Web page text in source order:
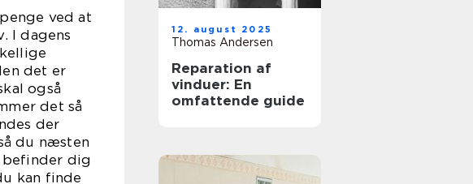
ved at
I dagens
det er
også
det så
der
du næsten
dig
kan finde
12. august 2025
Thomas Andersen
Reparation af
vinduer: En
omfattende guide